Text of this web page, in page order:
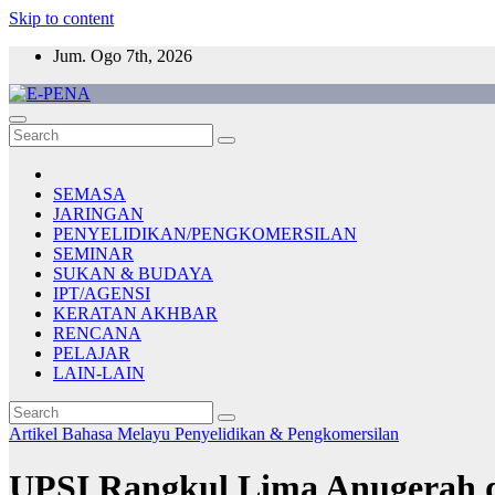
Skip to content
Jum. Ogo 7th, 2026
E-PENA
Berita Digital Terkini
SEMASA
JARINGAN
PENYELIDIKAN/PENGKOMERSILAN
SEMINAR
SUKAN & BUDAYA
IPT/AGENSI
KERATAN AKHBAR
RENCANA
PELAJAR
LAIN-LAIN
Artikel Bahasa Melayu Penyelidikan & Pengkomersilan